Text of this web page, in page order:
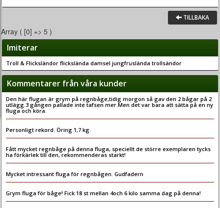
TILLBAKA
Array ( [0] => 5 )
Imiterar
Troll & Flicksländor flickslända damsel jungfruslända trollsändor
Kommentarer från våra kunder
Den här flugan är grym på regnbåge,tidig morgon så gav den 2 bågar på 2
utlägg.3 gången pallade inte tafsen mer.Men det var bara att sätta på en ny
fluga och köra.
Personligt rekord. Öring 1,7 kg.
Fått mycket regnbåge på denna fluga, speciellt de större exemplaren tycks
ha förkärlek till den, rekommenderas starkt!
Mycket intressant fluga för regnbågen. Gudfadern
Grym fluga för båge! Fick 18 st mellan 4och 6 kilo samma dag på denna!